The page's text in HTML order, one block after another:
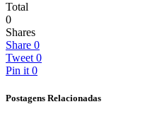
Total
0
Shares
Share 0
Tweet 0
Pin it 0
Postagens Relacionadas